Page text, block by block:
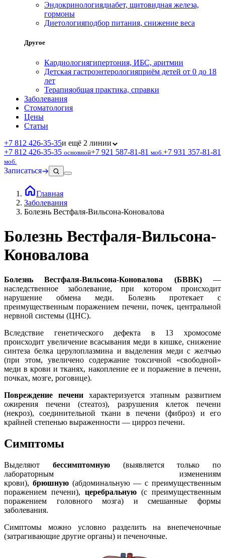
Эндокринологиядиабет, щитовидная железа,
гормоны
Диетологияподбор питания, снижение веса
Другое
Кардиологиягипертония, ИБС, аритмии
Детская гастроэнтерологияприём детей от 0 до 18
лет
Терапияобщая практика, справки
Заболевания
Стоматология
Цены
Статьи
+7 812 426‑35‑35и ещё 2 линии
+7 812 426‑35‑35 основной+7 921 587‑81‑81 моб. +7 931 357‑81‑81
моб.
Записаться
Главная
Заболевания
Болезнь Вестфаля-Вильсона-Коновалова
Болезнь Вестфаля-Вильсона-
Коновалова
Болезнь Вестфаля-Вильсона-Коновалова (БВВК)—
наследственное заболевание, при котором происходит
нарушение обмена меди. Болезнь протекает с
преимущественным поражением печени, почек, центральной
нервной системы (ЦНС).
Вследствие генетического дефекта в 13 хромосоме
происходит увеличение всасывания меди в кишке, снижение
синтеза белка церулоплазмина и выделения меди с желчью
(при этом, увеличено содержание токсичной «свободной»
меди в крови и тканях, накопление ее и поражение в печени,
почках, мозге, роговице).
Повреждение печенихарактеризуется этапным развитием
ожирения печени (стеатоз), разрушения клеток печени
(некроз), соединительной ткани в печени (фиброз) и его
крайней степенью выраженности — цирроз печени.
Симптомы
Выделяют бессимптомную(выявляется только по
лабораторным изменениям
крови), брюшную(абдоминальную — с преимущественным
поражением печени), церебральную (с преимущественным
поражением головного мозга) и смешанные формы
заболевания.
Симптомы можно условно разделить на внепеченочные
(затрагивающие другие органы) и печеночные.